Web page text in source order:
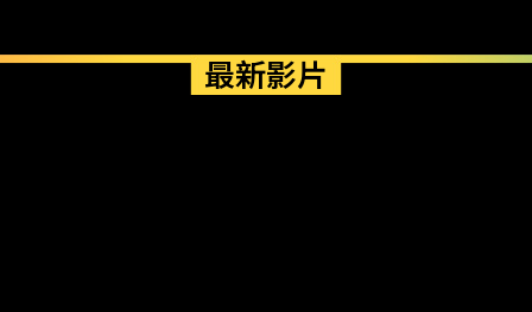
最新影片